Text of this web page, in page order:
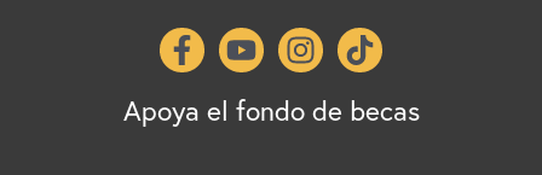
Apoya el fondo de becas